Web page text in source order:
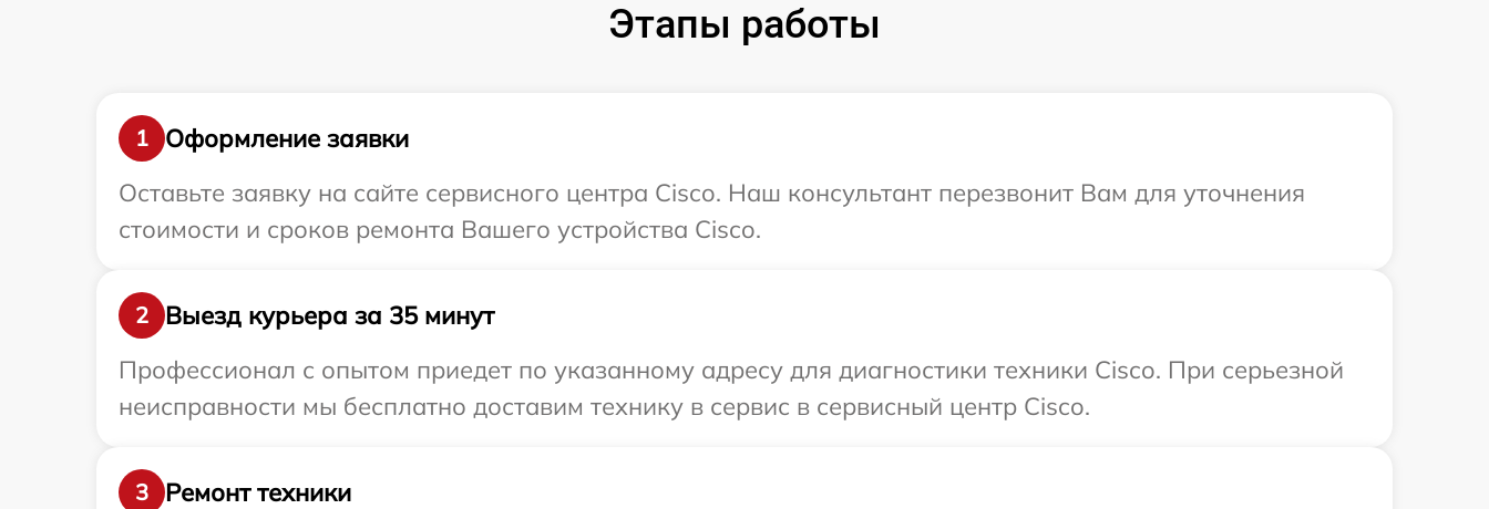
Этапы работы
1
Оформление заявки
Оставьте заявку на сайте сервисного центра Cisco. Наш консультант перезвонит Вам для уточнения
стоимости и сроков ремонта Вашего устройства Cisco.
2
Выезд курьера за 35 минут
Профессионал с опытом приедет по указанному адресу для диагностики техники Cisco. При серьезной
неисправности мы бесплатно доставим технику в сервис в сервисный центр Cisco.
3
Ремонт техники